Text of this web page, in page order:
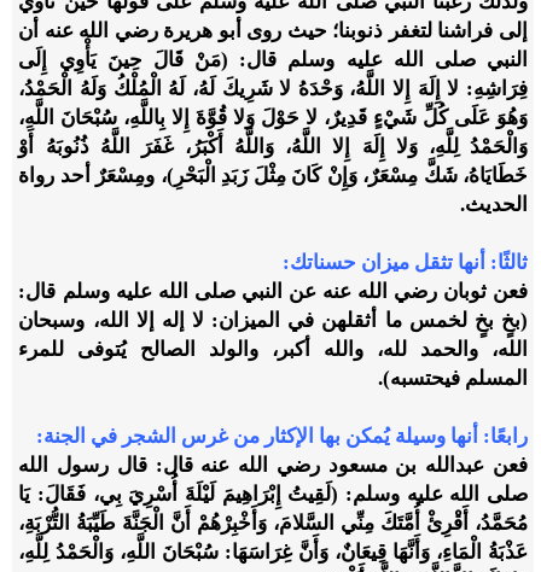
إلى فراشنا لتغفر ذنوبنا؛ حيث روى أبو هريرة رضي الله عنه أن
النبي صلى الله عليه وسلم قال: (مَنْ قَالَ حِينَ يَأْوِي إِلَى
فِرَاشِهِ: لا إِلَهَ إِلا اللَّهُ، وَحْدَهُ لا شَرِيكَ لَهُ، لَهُ الْمُلْكُ وَلَهُ الْحَمْدُ،
وَهُوَ عَلَى كُلِّ شَيْءٍ قَدِيرٌ، لا حَوْلَ وَلا قُوَّةَ إِلا بِاللَّهِ، سُبْحَانَ اللَّهِ،
وَالْحَمْدُ لِلَّهِ، وَلا إِلَهَ إِلا اللَّهُ، وَاللَّهُ أَكْبَرُ، غَفَرَ اللَّهُ ذُنُوبَهُ أَوْ
خَطَايَاهُ، شَكَّ مِسْعَرٌ، وَإِنْ كَانَ مِثْلَ زَبَدِ الْبَحْرِ)، ومِسْعَرٌ أحد رواة
الحديث.
ثالثًا: أنها تثقل ميزان حسناتك:
فعن ثوبان رضي الله عنه عن النبي صلى الله عليه وسلم قال:
(بخٍ بخٍ لخمس ما أثقلهن في الميزان: لا إله إلا الله، وسبحان
الله، والحمد لله، والله أكبر، والولد الصالح يُتوفى للمرء
المسلم فيحتسبه).
رابعًا: أنها وسيلة يُمكن بها الإكثار من غرس الشجر في الجنة:
فعن عبدالله بن مسعود رضي الله عنه قال: قال رسول الله
صلى الله عليه وسلم: (لَقِيتُ إِبْرَاهِيمَ لَيْلَةَ أُسْرِيَ بِي، فَقَالَ: يَا
مُحَمَّدُ، أَقْرِئْ أُمَّتَكَ مِنِّي السَّلامَ، وَأَخْبِرْهُمْ أَنَّ الْجَنَّةَ طَيِّبَةُ التُّرْبَةِ،
عَذْبَةُ الْمَاءِ، وَأَنَّهَا قِيعَانٌ، وَأَنَّ غِرَاسَهَا: سُبْحَانَ اللَّهِ، وَالْحَمْدُ لِلَّهِ،